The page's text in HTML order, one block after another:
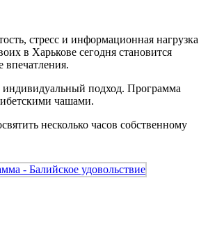
стресс и информационная нагрузка
в Харькове сегодня становится
впечатления.
индивидуальный подход. Программа
чашами.
несколько часов собственному